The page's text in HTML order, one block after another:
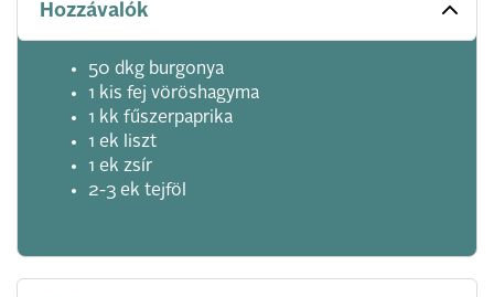
Hozzávalók
50 dkg burgonya
1 kis fej vöröshagyma
1 kk fűszerpaprika
1 ek liszt
1 ek zsír
2-3 ek tejföl